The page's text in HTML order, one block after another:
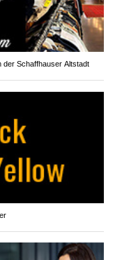
der Schaffhauser Altstadt